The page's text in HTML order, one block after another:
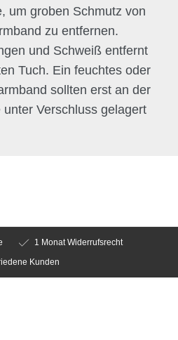
um groben Schmutz von
zu entfernen.
und Schweiß entfernt
Tuch. Ein feuchtes oder
sollten erst an der
Verschluss gelagert
1 Monat Widerrufsrecht
Kunden